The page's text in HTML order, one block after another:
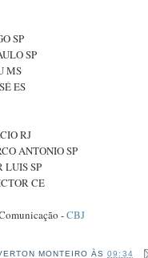
SP
SP
MS
ES
RJ
ANTONIO SP
LUIS SP
CE
-CBJ
MONTEIRO ÀS09:34